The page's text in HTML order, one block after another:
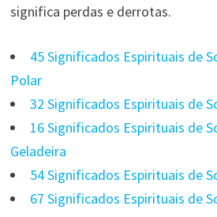
significa perdas e derrotas.
45 Significados Espirituais de
Polar
32 Significados Espirituais de
16 Significados Espirituais de
Geladeira
54 Significados Espirituais de
67 Significados Espirituais de